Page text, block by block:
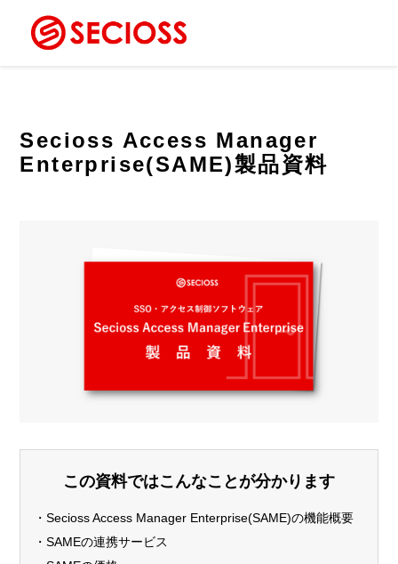
Secioss Access Manager
Enterprise(SAME)製品資料
この資料ではこんなことが分かります
・Secioss Access Manager Enterprise(SAME)の機能概要
・SAMEの連携サービス